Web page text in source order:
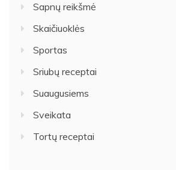
Sapnų reikšmė
Skaičiuoklės
Sportas
Sriubų receptai
Suaugusiems
Sveikata
Tortų receptai